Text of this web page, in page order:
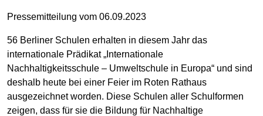
Pressemitteilung vom 06.09.2023
56 Berliner Schulen erhalten in diesem Jahr das
internationale Prädikat „Internationale
Nachhaltigkeitsschule – Umweltschule in Europa“ und sind
deshalb heute bei einer Feier im Roten Rathaus
ausgezeichnet worden. Diese Schulen aller Schulformen
zeigen, dass für sie die Bildung für Nachhaltige